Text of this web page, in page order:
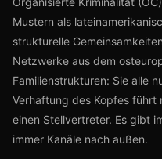
Mustern als
strukturelle
Netzwerke aus dem
Familienstrukturen: Sie alle
Verhaftung des Kopfes führt
einen Stellvertreter. Es gibt
immer Kanäle nach außen.